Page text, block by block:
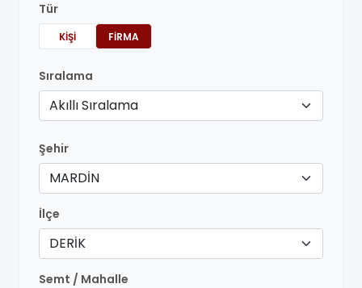
Tür
KIŞI FIRMA
Sıralama
Akıllı Sıralama
Şehir
MARDİN
İlçe
DERİK
Semt / Mahalle